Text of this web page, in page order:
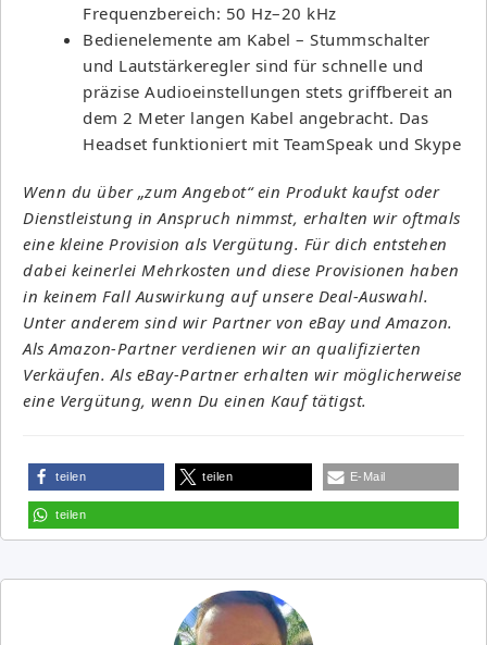
Frequenzbereich: 50 Hz–20 kHz
Bedienelemente am Kabel – Stummschalter
und Lautstärkeregler sind für schnelle und
präzise Audioeinstellungen stets griffbereit an
dem 2 Meter langen Kabel angebracht. Das
Headset funktioniert mit TeamSpeak und Skype
Wenn du über „zum Angebot“ ein Produkt kaufst oder
Dienstleistung in Anspruch nimmst, erhalten wir oftmals
eine kleine Provision als Vergütung. Für dich entstehen
dabei keinerlei Mehrkosten und diese Provisionen haben
in keinem Fall Auswirkung auf unsere Deal-Auswahl.
Unter anderem sind wir Partner von eBay und Amazon.
Als Amazon-Partner verdienen wir an qualifizierten
Verkäufen. Als eBay-Partner erhalten wir möglicherweise
eine Vergütung, wenn Du einen Kauf tätigst.
teilen teilen E-Mail
teilen